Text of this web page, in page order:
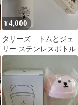
¥4,000
タリーズ トムとジェ
リー ステンレスボトル